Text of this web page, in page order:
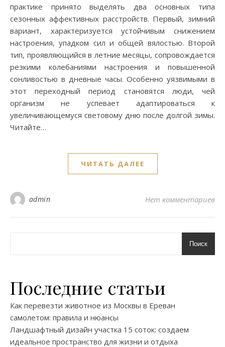
практике принято выделять два основных типа
сезонных аффективных расстройств. Первый, зимний
вариант, характеризуется устойчивым снижением
настроения, упадком сил и общей вялостью. Второй
тип, проявляющийся в летние месяцы, сопровождается
резкими колебаниями настроения и повышенной
сонливостью в дневные часы. Особенно уязвимыми в
этот переходный период становятся люди, чей
организм не успевает адаптироваться к
увеличивающемуся световому дню после долгой зимы.
Читайте…
ЧИТАТЬ ДАЛЕЕ
admin Нет комментариев
Поиск
Последние статьи
Как перевезти животное из Москвы в Ереван
самолетом: правила и нюансы
Ландшафтный дизайн участка 15 соток: создаем
идеальное пространство для жизни и отдыха